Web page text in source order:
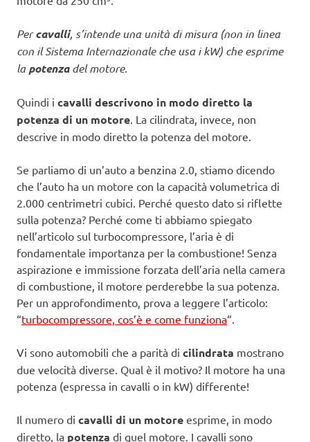
Percavalli, s’intende una unità di misura (non in linea
con il Sistema Internazionale che usa i kW) che esprime
lapotenzadel motore.
Quindi i cavalli descrivono in modo diretto la
potenza di un motore. La cilindrata, invece, non
descrive in modo diretto la potenza del motore.
Se parliamo di un’auto a benzina 2.0, stiamo dicendo
che l’auto ha un motore con la capacità volumetrica di
2.000 centrimetri cubici. Perché questo dato si riflette
sulla potenza? Perché come ti abbiamo spiegato
nell’articolo sul turbocompressore, l’aria è di
fondamentale importanza per la combustione! Senza
aspirazione e immissione forzata dell’aria nella camera
di combustione, il motore perderebbe la sua potenza.
Per un approfondimento, prova a leggere l’articolo:
“turbocompressore, cos’è e come funziona“.
Vi sono automobili che a parità di cilindrata mostrano
due velocità diverse. Qual è il motivo? Il motore ha una
potenza (espressa in cavalli o in kW) differente!
Il numero di cavalli di un motore esprime, in modo
diretto, la potenza di quel motore. I cavalli sono